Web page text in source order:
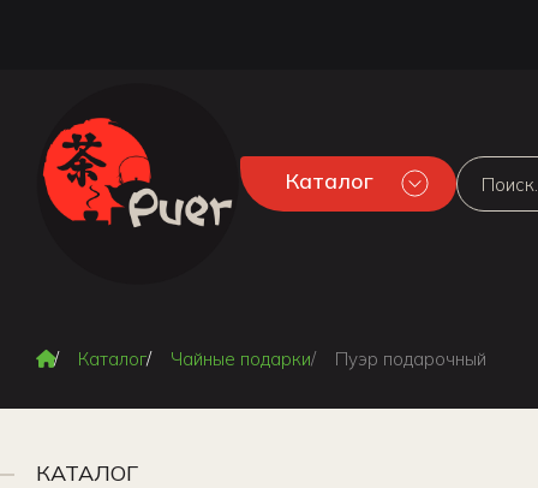
Каталог
Каталог Чайные подарки Пуэр подарочный
КАТАЛОГ